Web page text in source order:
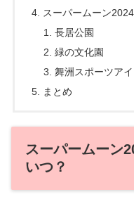
スーパームーン
長居公園
緑の文化園
舞洲スポーツア
まとめ
スーパームーン
いつ？